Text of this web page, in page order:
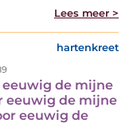
Lees meer >
hartenkreet
eeuwig de mijne
eeuwig de mijne
eeuwig de